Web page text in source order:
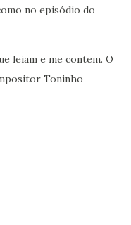
no episódio do
leiam e me contem. O
Toninho